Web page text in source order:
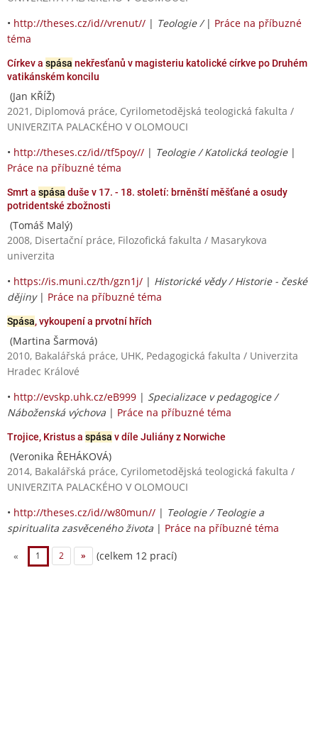
• http://theses.cz/id//vrenut// | Teologie / | Práce na příbuzné
téma
Církev a spása nekřesťanů v magisteriu katolické církve po Druhém
vatikánském koncilu
(Jan KŘÍŽ)
2021, Diplomová práce, Cyrilometodějská teologická fakulta /
UNIVERZITA PALACKÉHO V OLOMOUCI
• http://theses.cz/id//tf5poy// | Teologie / Katolická teologie|
Práce na příbuzné téma
Smrt a spása duše v 17. - 18. století: brněnští měšťané a osudy
potridentské zbožnosti
(Tomáš Malý)
2008, Disertační práce, Filozofická fakulta / Masarykova
univerzita
• https://is.muni.cz/th/gzn1j/ | Historické vědy / Historie - české
dějiny| Práce na příbuzné téma
Spása, vykoupení a prvotní hřích
(Martina Šarmová)
2010, Bakalářská práce, UHK, Pedagogická fakulta / Univerzita
Hradec Králové
• http://evskp.uhk.cz/eB999 | Specializace v pedagogice /
Náboženská výchova | Práce na příbuzné téma
Trojice, Kristus a spása v díle Juliány z Norwiche
(Veronika ŘEHÁKOVÁ)
2014, Bakalářská práce, Cyrilometodějská teologická fakulta /
UNIVERZITA PALACKÉHO V OLOMOUCI
• http://theses.cz/id//w80mun// | Teologie / Teologie a
spiritualita zasvěceného života | Práce na příbuzné téma
« 1 2 » (celkem 12 prací)